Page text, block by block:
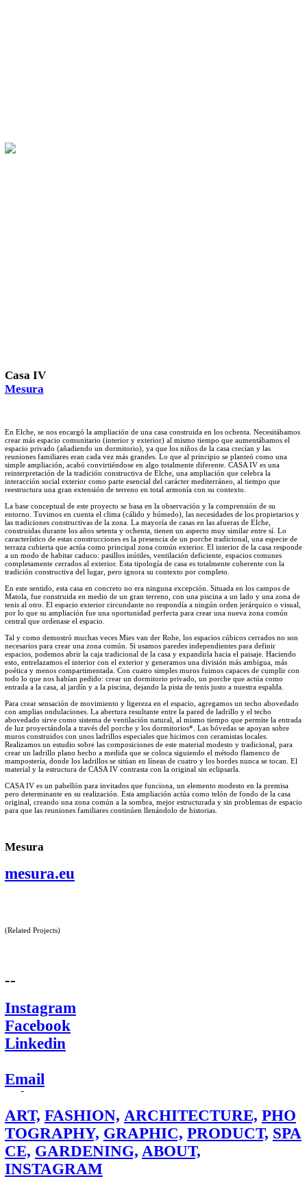
Casa IV
Mesura
En Elche, se nos encargó la ampliación de una casa construida en los ochenta. Necesitábamos
crear más espacio comunitario (interior y exterior) al mismo tiempo que aumentábamos el
espacio privado (añadiendo un dormitorio), ya que los niños de la casa crecían y las
reuniones familiares eran cada vez más grandes. Lo que al principio se planteó como una
simple ampliación, acabó convirtiéndose en algo totalmente diferente. CASA IV es una
reinterpretación de la tradición constructiva de Elche, una ampliación que celebra la
interacción social exterior como parte esencial del carácter mediterráneo, al tiempo que
reestructura una gran extensión de terreno en total armonía con su contexto.
La base conceptual de este proyecto se basa en la observación y la comprensión de su
entorno. Tuvimos en cuenta el clima (cálido y húmedo), las necesidades de los propietarios y
las tradiciones constructivas de la zona. La mayoría de casas en las afueras de Elche,
construidas durante los años setenta y ochenta, tienen un aspecto muy similar entre sí. Lo
característico de estas construcciones es la presencia de un porche tradicional, una especie de
terraza cubierta que actúa como principal zona común exterior. El interior de la casa responde
a un modo de habitar caduco: pasillos inútiles, ventilación deficiente, espacios comunes
completamente cerrados al exterior. Esta tipología de casa es totalmente coherente con la
tradición constructiva del lugar, pero ignora su contexto por completo.
En este sentido, esta casa en concreto no era ninguna excepción. Situada en los campos de
Matola, fue construida en medio de un gran terreno, con una piscina a un lado y una zona de
tenis al otro. El espacio exterior circundante no respondía a ningún orden jerárquico o visual,
por lo que su ampliación fue una oportunidad perfecta para crear una nueva zona común
central que ordenase el espacio.
Tal y como demostró muchas veces Mies van der Rohe, los espacios cúbicos cerrados no son
necesarios para crear una zona común. Si usamos paredes independientes para definir
espacios, podemos abrir la caja tradicional de la casa y expandirla hacia el paisaje. Haciendo
esto, entrelazamos el interior con el exterior y generamos una división más ambigua, más
poética y menos compartimentada. Con cuatro simples muros fuimos capaces de cumplir con
todo lo que nos habían pedido: crear un dormitorio privado, un porche que actúa como
entrada a la casa, al jardín y a la piscina, dejando la pista de tenis justo a nuestra espalda.
Para crear sensación de movimiento y ligereza en el espacio, agregamos un techo abovedado
con amplias ondulaciones. La abertura resultante entre la pared de ladrillo y el techo
abovedado sirve como sistema de ventilación natural, al mismo tiempo que permite la entrada
de luz proyectándola a través del porche y los dormitorios*. Las bóvedas se apoyan sobre
muros construidos con unos ladrillos especiales que hicimos con ceramistas locales.
Realizamos un estudio sobre las composiciones de este material modesto y tradicional, para
crear un ladrillo plano hecho a medida que se coloca siguiendo el método flamenco de
mampostería, donde los ladrillos se sitúan en líneas de cuatro y los bordes nunca se tocan. El
material y la estructura de CASA IV contrasta con la original sin eclipsarla.
CASA IV es un pabellón para invitados que funciona, un elemento modesto en la premisa
pero determinante en su realización. Esta ampliación actúa como telón de fondo de la casa
original, creando una zona común a la sombra, mejor estructurada y sin problemas de espacio
para que las reuniones familiares continúen llenándolo de historias.
Mesura
mesura.eu
(Related Projects)
ART, FASHION, ARCHITECTURE, PHO
TOGRAPHY, GRAPHIC, PRODUCT, SPA
CE, GARDENING, ABOUT,
INSTAGRAM
--
Instagram
Facebook
Linkedin
Email
WhatsApp
2012, OC Archive